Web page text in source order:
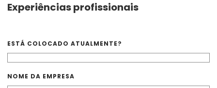
Experiências profissionais
ESTÁ COLOCADO ATUALMENTE?
NOME DA EMPRESA